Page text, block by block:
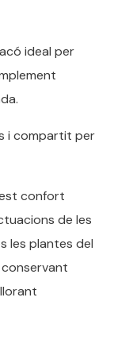
ideal per
i compartit per
confort
de les
les plantes del